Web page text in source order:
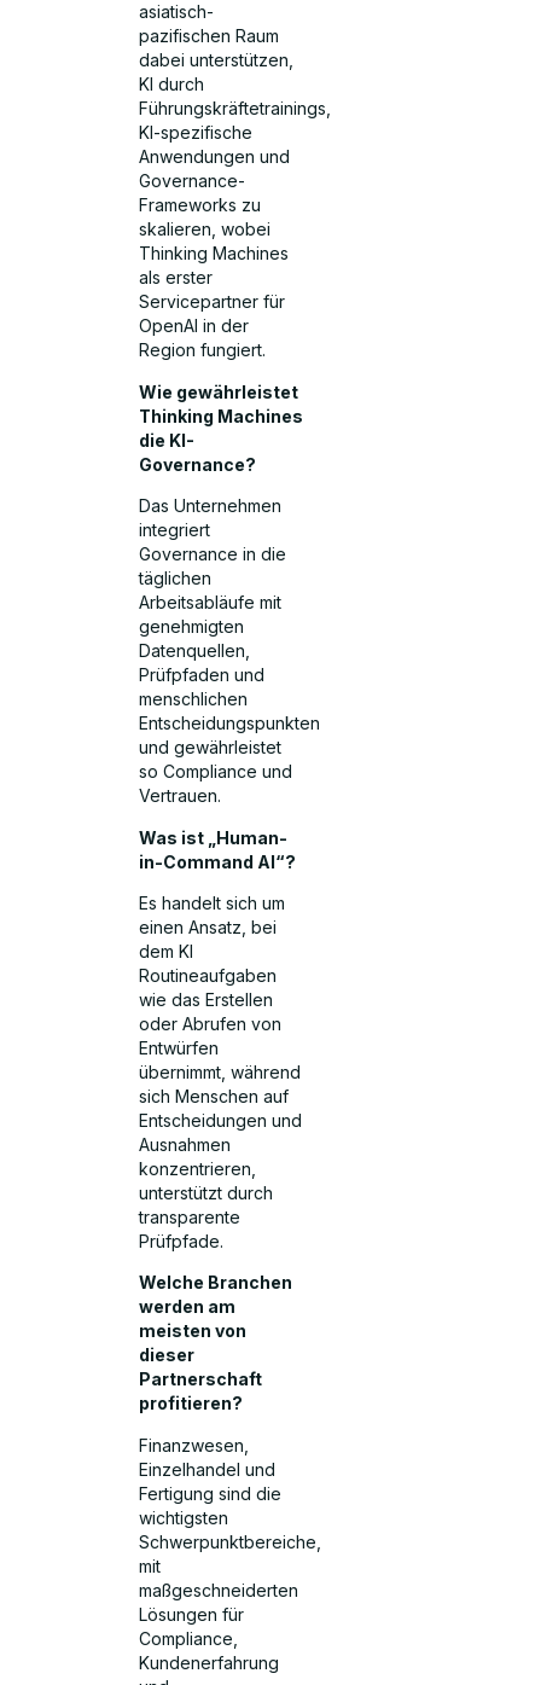
asiatisch-
pazifischen Raum
dabei unterstützen,
KI durch
Führungskräftetrainings,
KI-spezifische
Anwendungen und
Governance-
Frameworks zu
skalieren, wobei
Thinking Machines
als erster
Servicepartner für
OpenAI in der
Region fungiert.
Wie gewährleistet
Thinking Machines
die KI-
Governance?
Das Unternehmen
integriert
Governance in die
täglichen
Arbeitsabläufe mit
genehmigten
Datenquellen,
Prüfpfaden und
menschlichen
Entscheidungspunkten
und gewährleistet
so Compliance und
Vertrauen.
Was ist „Human-
in-Command AI“?
Es handelt sich um
einen Ansatz, bei
dem KI
Routineaufgaben
wie das Erstellen
oder Abrufen von
Entwürfen
übernimmt, während
sich Menschen auf
Entscheidungen und
Ausnahmen
konzentrieren,
unterstützt durch
transparente
Prüfpfade.
Welche Branchen
werden am
meisten von
dieser
Partnerschaft
profitieren?
Finanzwesen,
Einzelhandel und
Fertigung sind die
wichtigsten
Schwerpunktbereiche,
mit
maßgeschneiderten
Lösungen für
Compliance,
Kundenerfahrung